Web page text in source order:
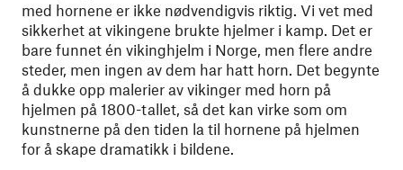
med hornene er ikke nødvendigvis riktig. Vi vet med
sikkerhet at vikingene brukte hjelmer i kamp. Det er
bare funnet én vikinghjelm i Norge, men flere andre
steder, men ingen av dem har hatt horn. Det begynte
å dukke opp malerier av vikinger med horn på
hjelmen på 1800-tallet, så det kan virke som om
kunstnerne på den tiden la til hornene på hjelmen
for å skape dramatikk i bildene.